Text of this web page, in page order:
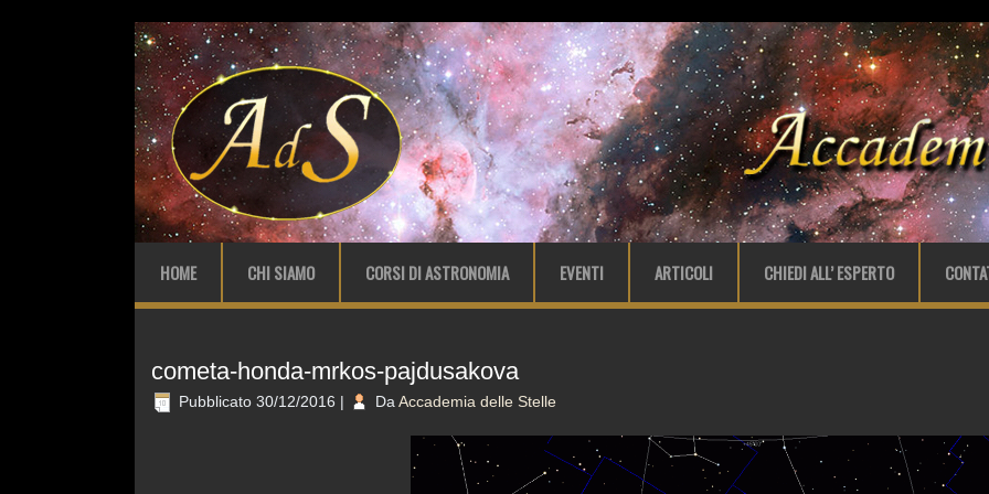
HOME CHI SIAMO CORSI DI ASTRONOMIA EVENTI ARTICOLI CHIEDI ALL’ ESPERTO
cometa-honda-mrkos-pajdusakova
Pubblicato 30/12/2016 | Da Accademia delle Stelle